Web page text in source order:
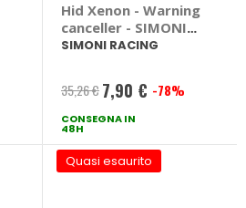
Hid Xenon - Warning
canceller - SIMONI
RACING
SIMONI RACING
35,26 € Prezzo
speciale
7,90 € -78%
CONSEGNA IN
48H
Quasi esaurito